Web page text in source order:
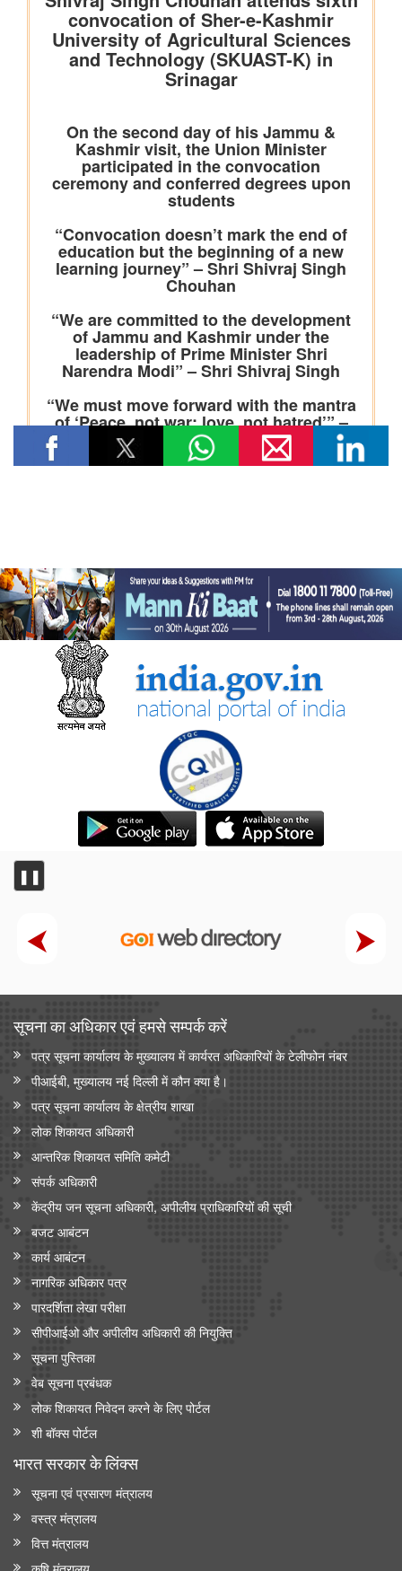
❚❚
सूचना का अधिकार एवं हमसे सम्‍पर्क करें
पत्र सूचना कार्यालय के मुख्यालय में कार्यरत अधिकारियों के टेलीफोन नंबर
पीआईबी, मुख्यालय नई दिल्ली में कौन क्या है।
पत्र सूचना कार्यालय के क्षेत्रीय शाखा
लोक शिकायत अधिकारी
आन्‍तरिक शिकायत समिति कमेटी
संपर्क अधिकारी
केंद्रीय जन सूचना अधिकारी, अपीलीय प्राधिकारियों की सूची
बजट आबंटन
कार्य आबंटन
नागरिक अधिकार पत्र
पारदर्शिता लेखा परीक्षा
सीपीआईओ और अपी‍लीय अधिकारी की नियुक्ति
सूचना पुस्तिका
वेब सूचना प्रबंधक
लोक शिकायत निवेदन करने के लिए पोर्टल
शी बॉक्स पोर्टल
भारत सरकार के लिंक्‍स
सूचना एवं प्रसारण मंत्रालय
वस्त्र मंत्रालय
वित्त मंत्रालय